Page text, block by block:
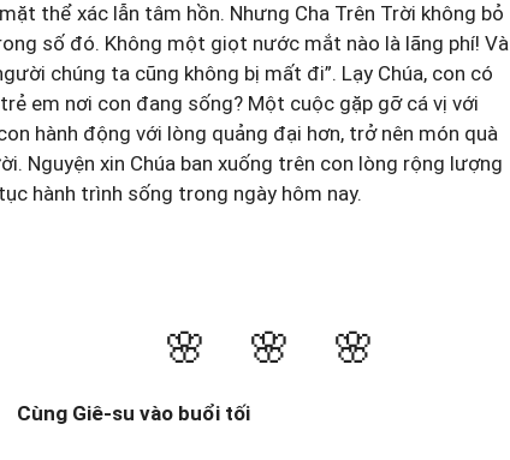
thể xác lẫn tâm hồn. Nhưng Cha Trên Trời không bỏ
số đó. Không một giọt nước mắt nào là lãng phí! Và
chúng ta cũng không bị mất đi”. Lạy Chúa, con có
em nơi con đang sống? Một cuộc gặp gỡ cá vị với
hành động với lòng quảng đại hơn, trở nên món quà
Nguyện xin Chúa ban xuống trên con lòng rộng lượng
hành trình sống trong ngày hôm nay.
🌸 🌸 🌸
Cùng Giê-su vào buổi tối